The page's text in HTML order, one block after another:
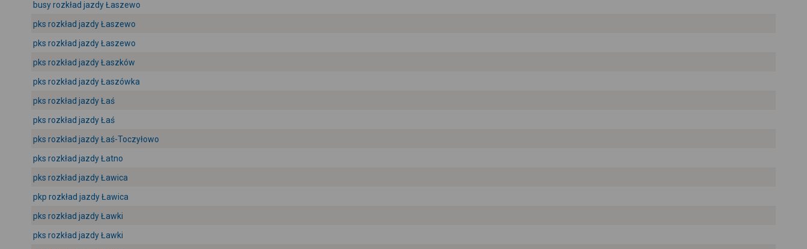
busy rozkład jazdy Łaszewo
pks rozkład jazdy Łaszewo
pks rozkład jazdy Łaszewo
pks rozkład jazdy Łaszków
pks rozkład jazdy Łaszówka
pks rozkład jazdy Łaś
pks rozkład jazdy Łaś
pks rozkład jazdy Łaś-Toczyłowo
pks rozkład jazdy Łatno
pks rozkład jazdy Ławica
pkp rozkład jazdy Ławica
pks rozkład jazdy Ławki
pks rozkład jazdy Ławki